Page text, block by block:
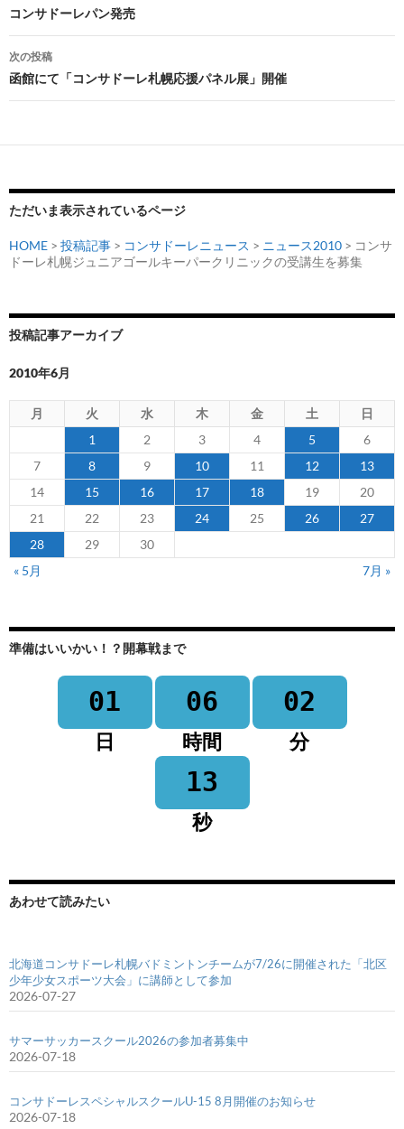
稿
ナ
ビ
ゲ
ー
ョ
ン
コンサドーレパン発売
次の投稿
函館にて「コンサドーレ札幌応援パネル展」開催
ただいま表示されているページ
HOME > 投稿記事 > コンサドーレニュース > ニュース2010 > コンサ
ドーレ札幌ジュニアゴールキーパークリニックの受講生を募集
投稿記事アーカイブ
2010年6月
月 火 水 木 金 土
日
1
2 3 4 5
6
7
8 9 10 11 12
13
14
15 16 17 18 19
20
21
22 23 24 25 26
27
28
29
30
« 5月
7月 »
準備はいいかい！？開幕戦まで
01
日
06
時間
02
分
13
秒
あわせて読みたい
北海道コンサドーレ札幌バドミントンチームが7/26に開催された「北区
少年少女スポーツ大会」に講師として参加
2026-07-27
サマーサッカースクール2026の参加者募集中
2026-07-18
コンサドーレスペシャルスクールU-15 8月開催のお知らせ
2026-07-18